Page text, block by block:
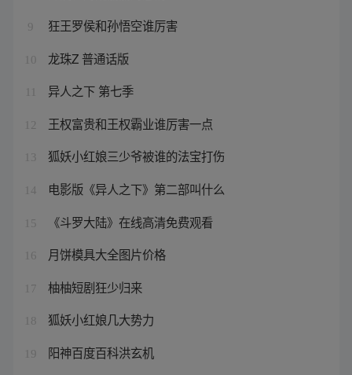
9 狂王罗侯和孙悟空谁厉害
10 龙珠Z 普通话版
异人之下 第七季
12 王权富贵和王权霸业谁厉害一点
13 狐妖小红娘三少爷被谁的法宝打伤
14 电影版《异人之下》第二部叫什么
15 《斗罗大陆》在线高清免费观看
16 月饼模具大全图片价格
17 柚柚短剧狂少归来
18 狐妖小红娘几大势力
19 阳神百度百科洪玄机